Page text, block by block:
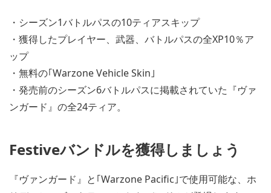
・シーズン1バトルパスの10ティアスキップ
・獲得したプレイヤー、武器、バトルパスの全XP10％ア
ップ
・無料の｢Warzone Vehicle Skin｣
・発売前のシーズン6バトルパスに掲載されていた『ヴァ
ンガード』の全24ティア。
Festiveバンドルを獲得しましょう
『ヴァンガード』と｢Warzone Pacific｣で使用可能な、ホ